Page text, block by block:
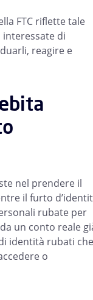
FTC riflette tale
interessate di
reagire e
nel prendere il
il furto
rubate per
un conto reale
identità rubati che
o